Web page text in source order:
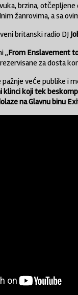
brzina,
žanrovima, a sa
britanski radio DJ
„From Enslavement
za dosta
veće publike i
klinci koji tek
na Glavnu binu